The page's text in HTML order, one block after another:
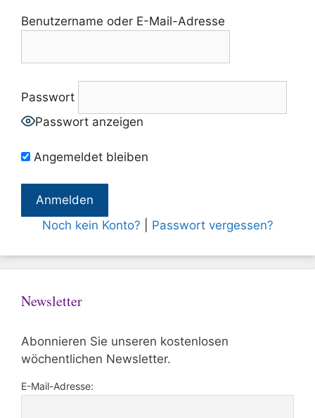
Benutzername oder E-Mail-Adresse
Passwort
Passwort anzeigen
Angemeldet bleiben
Noch kein Konto? Passwort vergessen?
Newsletter
Abonnieren Sie unseren kostenlosen
wöchentlichen Newsletter.
E-Mail-Adresse: